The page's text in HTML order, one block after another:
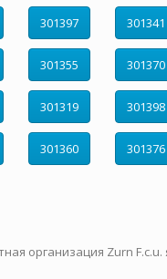
301397 301341
301355 301370
301319 301398
301360 301376
организация Zurn